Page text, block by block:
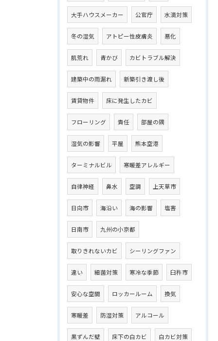
大手ハウスメーカー 公官庁 水滴対策
冬の湿気 アトピー性皮膚炎 悪化
肌荒れ 青かび カビトラブル解決
建築中の雨漏れ 新築引き渡し後
賃貸物件 床に発生したカビ
フローリング 責任 部屋の隅
湿気の影響 平屋 熊本空港
ターミナルビル 寒暖差アレルギー
自律神経 鼻水 空調 上天草市
日向市 海沿い 海の影響 塩害
日南市 九州の小京都
取りきれないカビ シーリングファン
違い 細菌対策 寒冷な季節 臼杵市
安心な空間 ロッカールーム 換気
寒暖差 防湿対策 アルコール
黒ずんだ壁 床下の白カビ 白カビ対策